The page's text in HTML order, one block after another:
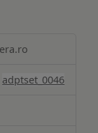
adptset_0046